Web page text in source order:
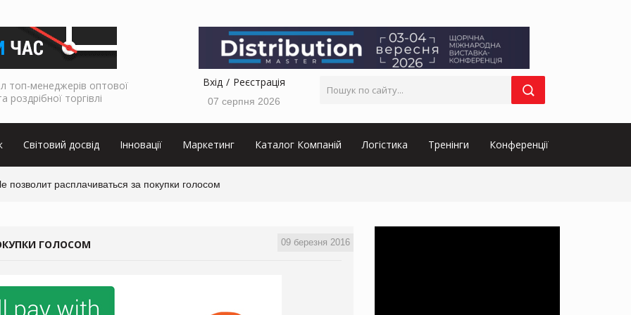
топ-менеджерів оптової
роздрібної торгівлі
Вхід Реєстрація
07 серпня 2026
Світовий досвід Інновації Маркетинг Каталог Компаній Логістика Тренінги Конференції
позволит расплачиваться за покупки голосом
09 березня 2016
ГОЛОСОМ